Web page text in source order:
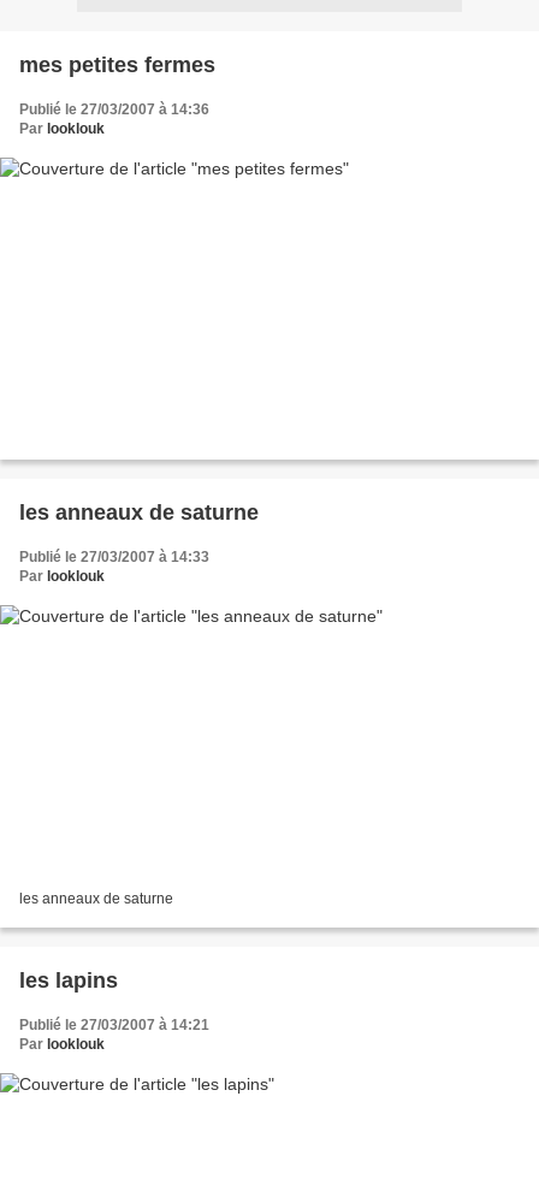
mes petites fermes
Publié le 27/03/2007 à 14:36
Par looklouk
les anneaux de saturne
Publié le 27/03/2007 à 14:33
Par looklouk
les anneaux de saturne
les lapins
Publié le 27/03/2007 à 14:21
Par looklouk